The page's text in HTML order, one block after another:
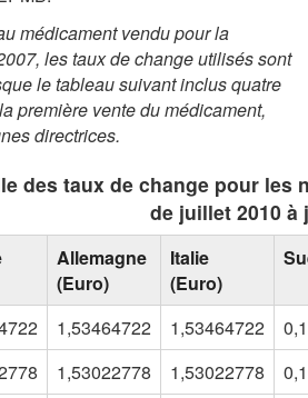
médicament vendu pour la
les taux de change utilisés sont
le tableau suivant inclus quatre
première vente du médicament,
directrices.
des taux de change pour
de juillet 2010 à
Allemagne
(Euro)
Italie
(Euro)
1,53464722 1,53464722
1,53022778 1,53022778